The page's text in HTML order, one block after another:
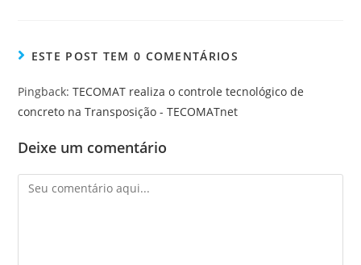
ESTE POST TEM 0 COMENTÁRIOS
Pingback:TECOMAT realiza o controle tecnológico de
concreto na Transposição - TECOMATnet
Deixe um comentário